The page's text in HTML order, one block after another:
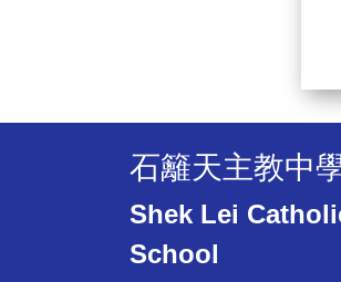
石籬天主教中
Shek Lei
School